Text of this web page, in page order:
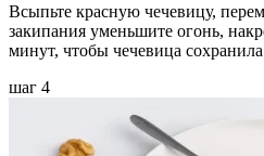
Всыпьте красную чечевицу,
закипания уменьшите огонь,
минут, чтобы чечевица
шаг 4